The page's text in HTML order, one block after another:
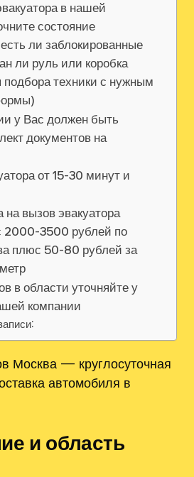
в нашей
состояние
ли заблокированные
ли руль или коробка
подбора техники с нужным
у Вас должен быть
документов на
от 15-30 минут и
на вызов эвакуатора
2000-3500 рублей по
плюс 50-80 рублей за
в области уточняйте у
компании
Москва — круглосуточная
автомобиля в
и область